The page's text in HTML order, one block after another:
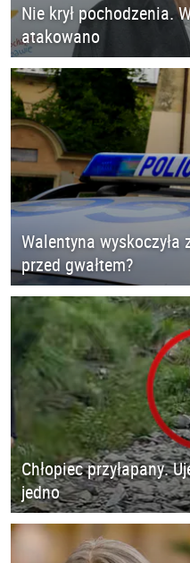
Nie krył pochodzenia.
atakowano
Walentyna wyskoczyła
przed gwałtem?
Chłopiec przyłapany.
jedno